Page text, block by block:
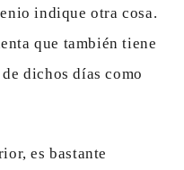
indique otra cosa.
que también tiene
dichos días como
es bastante